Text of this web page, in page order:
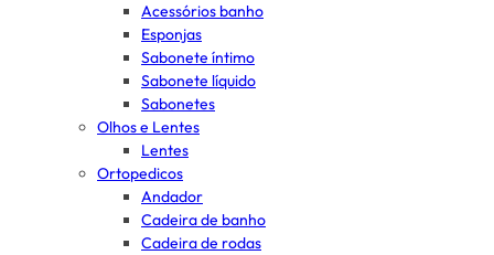
Acessórios banho
Esponjas
Sabonete íntimo
Sabonete líquido
Sabonetes
Olhos e Lentes
Lentes
Ortopedicos
Andador
Cadeira de banho
Cadeira de rodas